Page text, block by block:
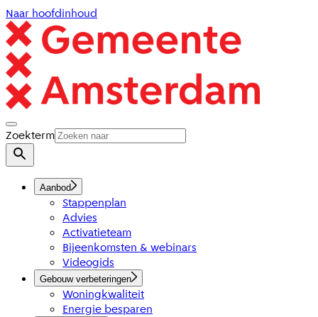
Naar hoofdinhoud
Zoekterm
Aanbod
Stappenplan
Advies
Activatieteam
Bijeenkomsten & webinars
Videogids
Gebouw verbeteringen
Woningkwaliteit
Energie besparen